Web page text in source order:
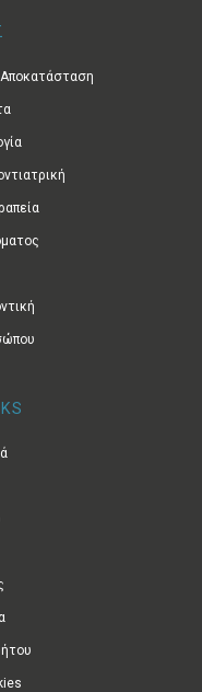
Αποκατάσταση